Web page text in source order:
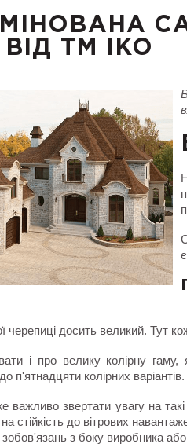
ТМ IKO
досить великий. Тут
і про велику колірну
п'ятнадцяти колірних варіантів.
важливо звертати увагу на
стійкість до вітрових
зобов'язань з боку виробника